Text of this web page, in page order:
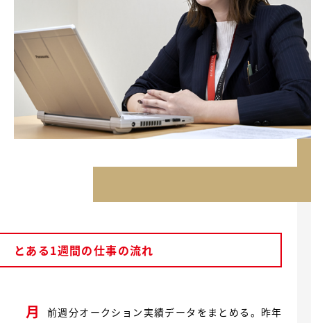
とある1週間の仕事の流れ
月
前週分オークション実績データをまとめる。昨年